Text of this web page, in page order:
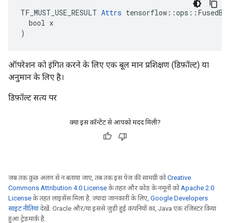
TF_MUST_USE_RESULT Attrs
  bool x
)
ऑपरेशन को इंगित करने के लिए एक बूल मान प्रशिक्षण (डिफ़ॉल्ट) या
अनुमान के लिए है।
डिफ़ॉल्ट सत्य पर
क्या इस कॉन्टेंट से आपको मदद मिली?
जब तक कुछ अलग से न बताया जाए, तब तक इस पेज की सामग्री कोCreative
Commons Attribution 4.0 License के तहत और कोड के नमूनों कोApache 2.0
License के तहत लाइसेंस मिला है. ज़्यादा जानकारी के लिए, Google Developers
साइट नीतियांदेखें. Oracle और/या इससे जुड़ी हुई कंपनियों का, Java एक रजिस्टर किया
हुआ ट्रेडमार्क है.